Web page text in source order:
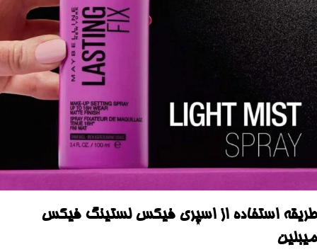
طریقه استفاده از اسپری فیکس لستینگ فیکس
میبلین